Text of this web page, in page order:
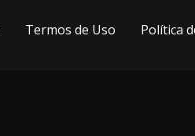
Termos de Uso Política